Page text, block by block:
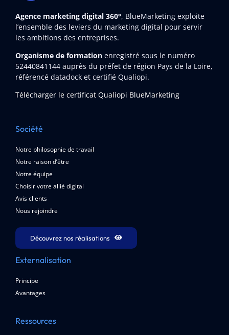
Agence marketing digital 360°, BlueMarketing exploite
l’ensemble des leviers du marketing digital pour servir
les ambitions des entreprises.
Organisme de formation enregistré sous le numéro
52440841144auprès du préfet de région Pays de la Loire,
référencé datadock et certifié Qualiopi.
Télécharger le certificat Qualiopi BlueMarketing
Société
Notre philosophie de travail
Notre raison d’être
Notre équipe
Choisir votre allié digital
Avis clients
Nous rejoindre
Découvrez nos réalisations
Externalisation
Principe
Avantages
Ressources